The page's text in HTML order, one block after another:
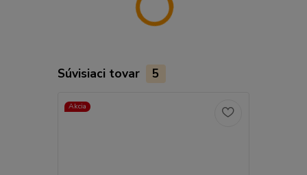
Súvisiaci tovar 5
Akcia